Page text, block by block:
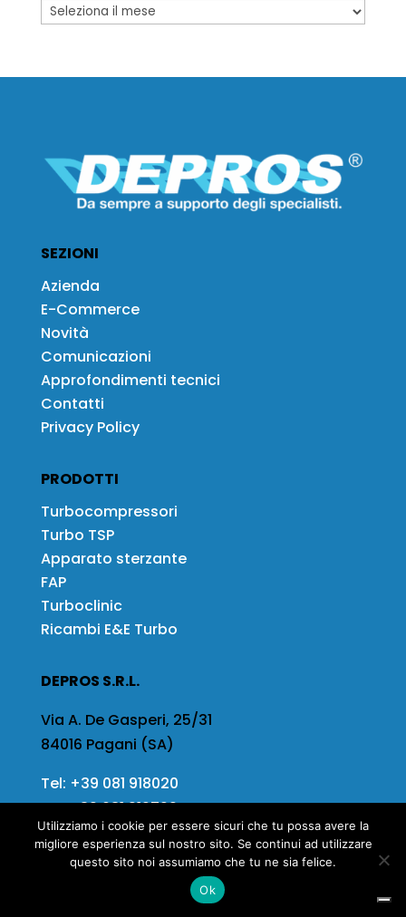
SEZIONI
Azienda
E-Commerce
Novità
Comunicazioni
Approfondimenti tecnici
Contatti
Privacy Policy
PRODOTTI
Turbocompressori
Turbo TSP
Apparato sterzante
FAP
Turboclinic
Ricambi E&E Turbo
DEPROS S.R.L.
Via A. De Gasperi, 25/31
84016 Pagani (SA)
Tel: +39 081 918020
Fax+39 081 919799
Email:info@depros.it
Utilizziamo i cookie per essere sicuri che tu possa avere la
migliore esperienza sul nostro sito. Se continui ad utilizzare
questo sito noi assumiamo che tu ne sia felice.
Ok